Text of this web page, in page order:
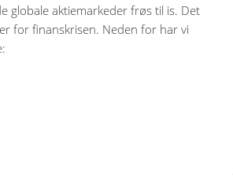
globale aktiemarkeder frøs til is. Det
for finanskrisen. Neden for har vi